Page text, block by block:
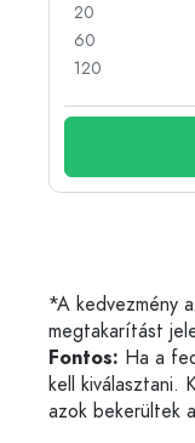
20
60
120
*A kedvezmény
megtakarítást
Fontos: Ha a
kell kiválasztani.
azok bekerültek